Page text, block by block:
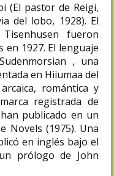
(El pastor de Reigi,
del lobo, 1928). El
Tisenhusen fueron
en 1927. El lenguaje
, una
en Hiiumaa del
romántica y
registrada de
publicado en un
Novels (1975). Una
en inglés bajo el
prólogo de John